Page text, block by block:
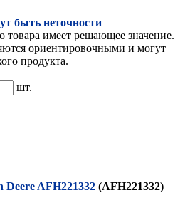
быть неточности
товара имеет решающее значение.
ориентировочными и могут
продукта.
шт.
Deere AFH221332 (AFH221332)